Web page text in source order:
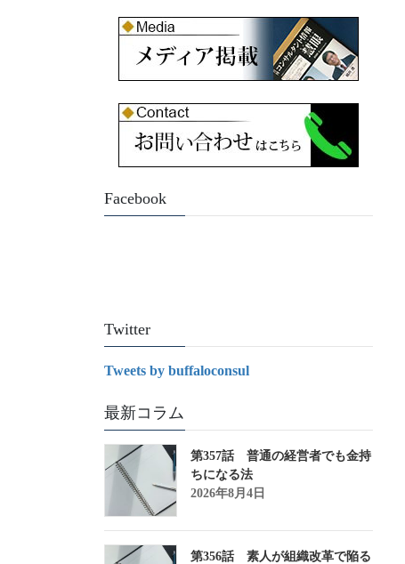
Facebook
Twitter
Tweets by buffaloconsul
最新コラム
第357話 普通の経営者でも金持
ちになる法
2026年8月4日
第356話 素人が組織改革で陥る